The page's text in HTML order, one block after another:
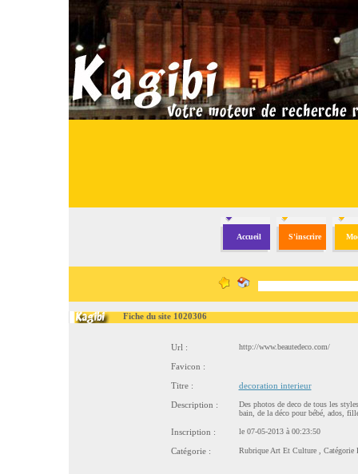
Accueil S'inscrire
Fiche du site 1020306
Url : http://www.beautedeco.com/
Favicon :
Titre :
decoration interieur
Description :
Des photos de deco de tous les
bain, de la déco pour bébé, ados,
Inscription : le 07-05-2013 à 00:23:50
Catégorie : Rubrique Art Et Culture, Catégorie